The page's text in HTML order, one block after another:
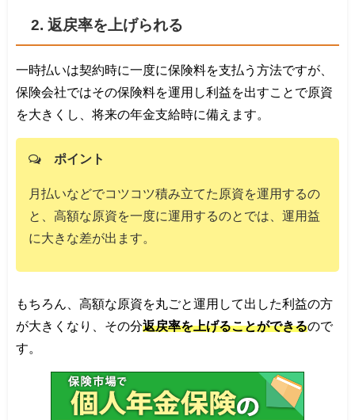
2. 返戻率を上げられる
一時払いは契約時に一度に保険料を支払う方法ですが、
保険会社ではその保険料を運用し利益を出すことで原資
を大きくし、将来の年金支給時に備えます。
ポイント
月払いなどでコツコツ積み立てた原資を運用するの
と、高額な原資を一度に運用するのとでは、運用益
に大きな差が出ます。
もちろん、高額な原資を丸ごと運用して出した利益の方
が大きくなり、その分返戻率を上げることができるので
す。